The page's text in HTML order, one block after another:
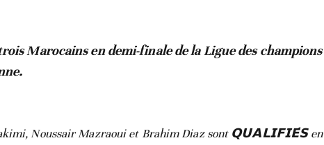
Marocains en demi-finale de la Ligue des champions
Noussair Mazraoui et Brahim Diaz sont 𝗤𝗨𝗔𝗟𝗜𝗙𝗜𝗘́𝗦 en